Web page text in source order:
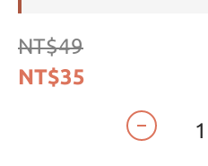
NT$49
NT$35